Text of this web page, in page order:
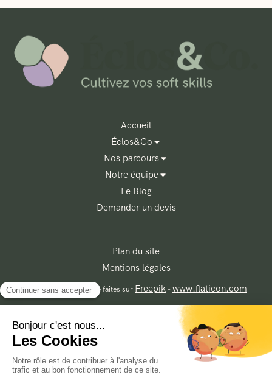
Accueil
Éclos&Co
Nos parcours
Notre équipe
Le Blog
Demander un devis
Plan du site
Mentions légales
Les illustrations ont été faites sur Freepik -www.flaticon.com
Contacter Éclos&Co